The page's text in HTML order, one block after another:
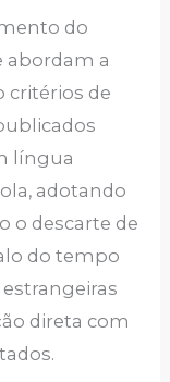
do
abordam a
critérios de
língua
adotando
o descarte de
do tempo
direta com